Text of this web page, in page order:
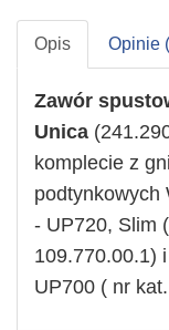
Opis Opinie
Zawór
Unica
komplecie z
podtynkowych
- UP720, Slim
109.770.00.1)
UP700 ( nr